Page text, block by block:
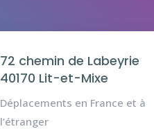
72 chemin de Labeyrie
40170 Lit-et-Mixe
Déplacements en France et à
l’étranger